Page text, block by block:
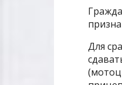
Для